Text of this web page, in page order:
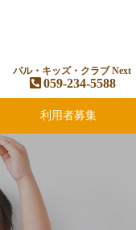
パル・キッズ・クラブ Next
059-234-5588
利用者募集